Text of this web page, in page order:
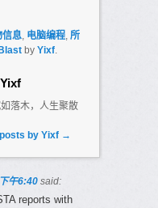
信息, 电脑编程, 所
by Yixf.
落木，人生聚散
by Yixf →
午6:40 said:
reports with